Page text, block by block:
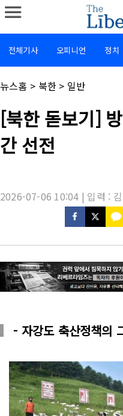
전체기사 오피니언 정치
채
널
뉴스홈 > 북한 > 일반
기
제
목
[북한 돋보기]
간 선전
2026-07-06 10:04 | 입력 :
- 자강도 축산정책의